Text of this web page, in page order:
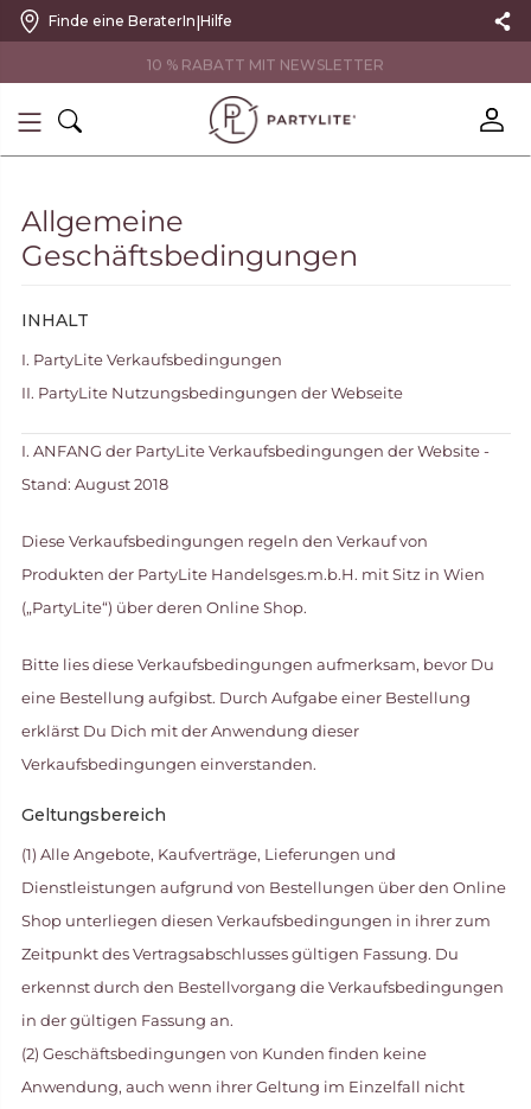
Finde eine BeraterIn|Hilfe
10 % RABATT MIT NEWSLETTER
Allgemeine
Geschäftsbedingungen
INHALT
I. PartyLite Verkaufsbedingungen
II. PartyLite Nutzungsbedingungen der Webseite
I. ANFANG der PartyLite Verkaufsbedingungen der Website -
Stand: August 2018
Diese Verkaufsbedingungen regeln den Verkauf von
Produkten der PartyLite Handelsges.m.b.H. mit Sitz in Wien
(„PartyLite“) über deren Online Shop.
Bitte lies diese Verkaufsbedingungen aufmerksam, bevor Du
eine Bestellung aufgibst. Durch Aufgabe einer Bestellung
erklärst Du Dich mit der Anwendung dieser
Verkaufsbedingungen einverstanden.
Geltungsbereich
(1) Alle Angebote, Kaufverträge, Lieferungen und
Dienstleistungen aufgrund von Bestellungen über den Online
Shop unterliegen diesen Verkaufsbedingungen in ihrer zum
Zeitpunkt des Vertragsabschlusses gültigen Fassung. Du
erkennst durch den Bestellvorgang die Verkaufsbedingungen
in der gültigen Fassung an.
(2) Geschäftsbedingungen von Kunden finden keine
Anwendung, auch wenn ihrer Geltung im Einzelfall nicht